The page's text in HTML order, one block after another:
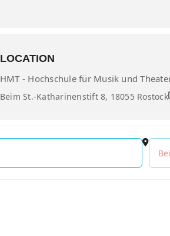
LOCATION
HMT - Hochschule für Musik und
Beim St.-Katharinenstift 8, 18055 Rostock